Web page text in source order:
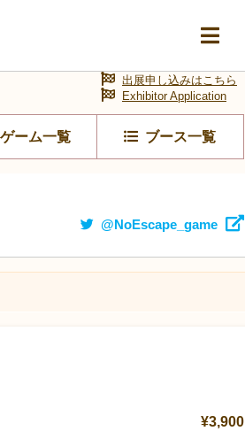
ゲーム一覧 ブース一覧
出展申し込みはこちら
Exhibitor Application
@NoEscape_game
¥3,900